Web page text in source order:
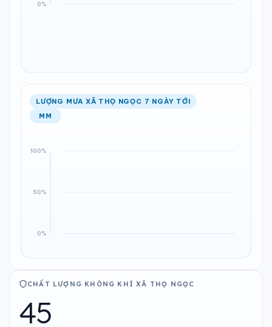
LƯỢNG MƯA XÃ THỌ NGỌC 7 NGÀY TỚI
MM
CHẤT LƯỢNG KHÔNG KHÍ XÃ THỌ NGỌC
45